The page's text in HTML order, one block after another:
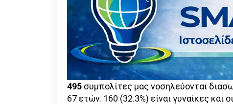
495 συμπολίτες μας νοσηλεύονται
67 ετών. 160 (32.3%) είναι γυναίκες και